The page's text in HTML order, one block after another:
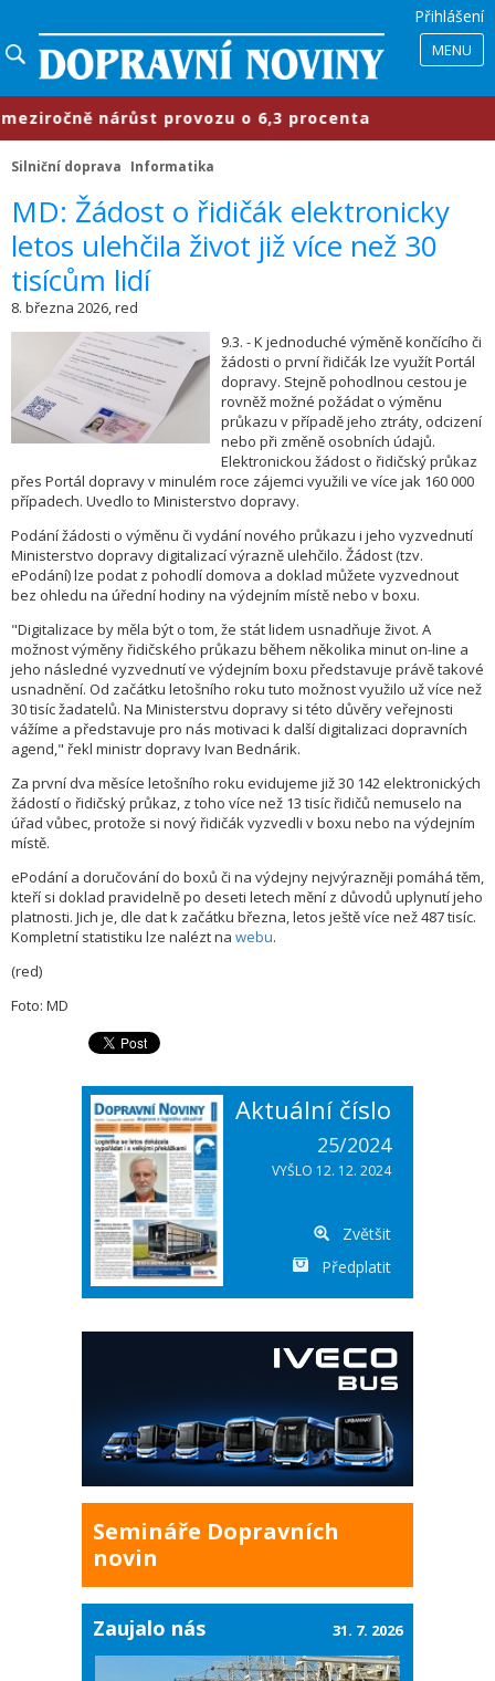
Přihlášení
MENU
nárůst provozu o 6,3 procenta
Silniční doprava Informatika
​MD: Žádost o řidičák elektronicky
letos ulehčila život již více než 30
tisícům lidí
8. března 2026, red
9.3. - K jednoduché výměně končícího či
žádosti o první řidičák lze využít Portál
dopravy. Stejně pohodlnou cestou je
rovněž možné požádat o výměnu
průkazu v případě jeho ztráty, odcizení
nebo při změně osobních údajů.
Elektronickou žádost o řidičský průkaz
přes Portál dopravy v minulém roce zájemci využili ve více jak 160 000
případech. Uvedlo to Ministerstvo dopravy.
Podání žádosti o výměnu či vydání nového průkazu i jeho vyzvednutí
Ministerstvo dopravy digitalizací výrazně ulehčilo. Žádost (tzv.
ePodání) lze podat z pohodlí domova a doklad můžete vyzvednout
bez ohledu na úřední hodiny na výdejním místě nebo v boxu.
"Digitalizace by měla být o tom, že stát lidem usnadňuje život. A
možnost výměny řidičského průkazu během několika minut on-line a
jeho následné vyzvednutí ve výdejním boxu představuje právě takové
usnadnění. Od začátku letošního roku tuto možnost využilo už více než
30 tisíc žadatelů. Na Ministerstvu dopravy si této důvěry veřejnosti
vážíme a představuje pro nás motivaci k další digitalizaci dopravních
agend," řekl ministr dopravy Ivan Bednárik.
Za první dva měsíce letošního roku evidujeme již 30 142 elektronických
žádostí o řidičský průkaz, z toho více než 13 tisíc řidičů nemuselo na
úřad vůbec, protože si nový řidičák vyzvedli v boxu nebo na výdejním
místě.
ePodání a doručování do boxů či na výdejny nejvýrazněji pomáhá těm,
kteří si doklad pravidelně po deseti letech mění z důvodů uplynutí jeho
platnosti. Jich je, dle dat k začátku března, letos ještě více než 487 tisíc.
Kompletní statistiku lze nalézt na webu.
(red)
Foto: MD
Aktuální číslo
25/2024
VYŠLO 12. 12. 2024
Zvětšit
Předplatit
Semináře Dopravních
novin
Zaujalo nás 31. 7. 2026